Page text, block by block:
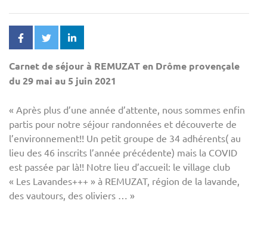
Carnet de séjour à REMUZAT en Drôme provençale
du 29 mai au 5 juin 2021
« Après plus d’une année d’attente, nous sommes enfin
partis pour notre séjour randonnées et découverte de
l’environnement!! Un petit groupe de 34 adhérents( au
lieu des 46 inscrits l’année précédente) mais la COVID
est passée par là!! Notre lieu d’accueil: le village club
« Les Lavandes+++ » à REMUZAT, région de la lavande,
des vautours, des oliviers … »